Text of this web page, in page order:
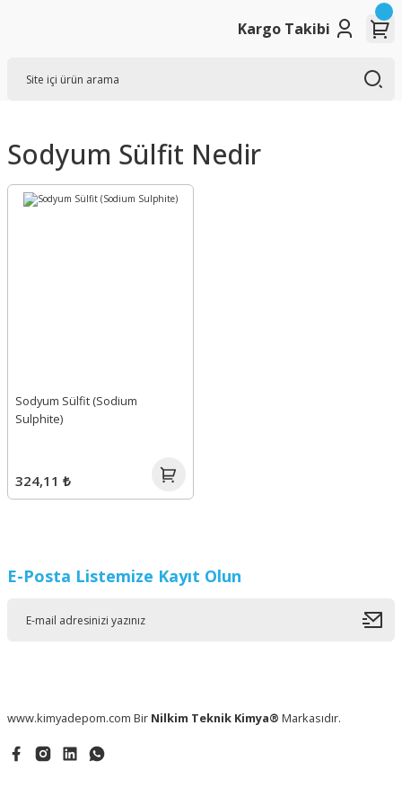
Kargo Takibi
Sodyum Sülfit Nedir
Sodyum Sülfit (Sodium
Sulphite)
324,11 ₺
E-Posta Listemize Kayıt Olun
www.kimyadepom.com Bir Nilkim Teknik Kimya® Markasıdır.